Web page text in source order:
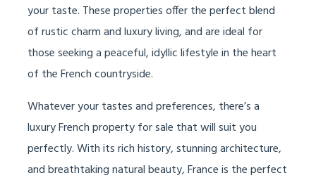
your taste. These properties offer the perfect blend
of rustic charm and luxury living, and are ideal for
those seeking a peaceful, idyllic lifestyle in the heart
of the French countryside.
Whatever your tastes and preferences, there’s a
luxury French property for sale that will suit you
perfectly. With its rich history, stunning architecture,
and breathtaking natural beauty, France is the perfect